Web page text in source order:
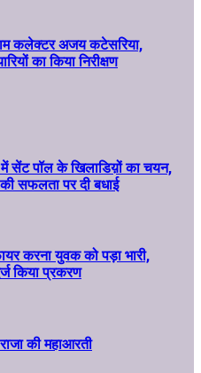
कलेक्टर अजय कटेसरिया,
का किया निरीक्षण
में सेंट पॉल के खिलाडिय़ों का चयन,
की सफलता पर दी बधाई
करना युवक को पड़ा भारी,
किया प्रकरण
की महाआरती